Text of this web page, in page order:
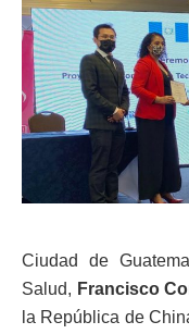
Ciudad de
Salud, Francisco
la República de